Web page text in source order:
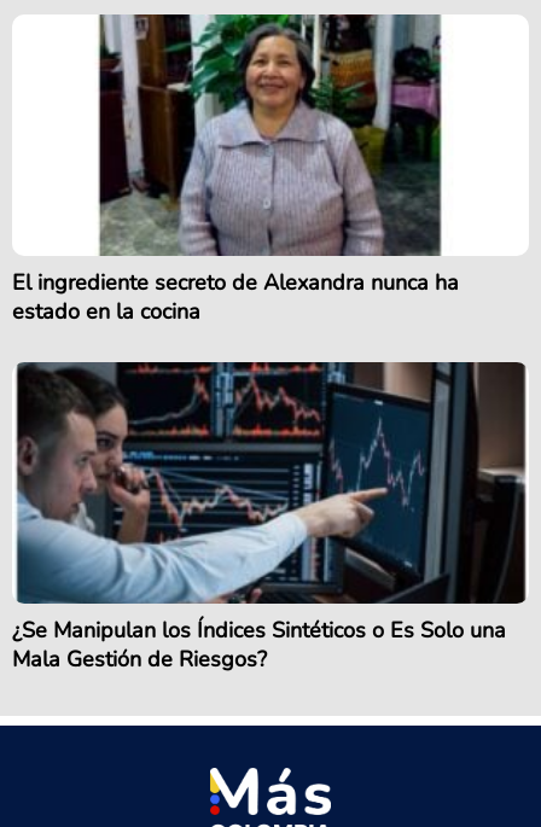
El ingrediente secreto de Alexandra nunca ha
estado en la cocina
¿Se Manipulan los Índices Sintéticos o Es Solo una
Mala Gestión de Riesgos?